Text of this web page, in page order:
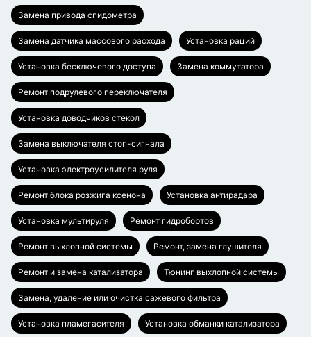
Замена привода спидометра
Замена датчика массового расхода Установка раций
Установка бесключевого доступа Замена коммутатора
Ремонт подрулевого переключателя
Установка доводчиков стекол
Замена выключателя стоп-сигнала
Установка электроусилителя руля
Ремонт блока розжига ксенона Установка антирадара
Установка мультируля Ремонт гидробортов
Ремонт выхлопной системы Ремонт, замена глушителя
Ремонт и замена катализатора Тюнинг выхлопной системы
Замена, удаление или очистка сажевого фильтра
Установка пламегасителя Установка обманки катализатора